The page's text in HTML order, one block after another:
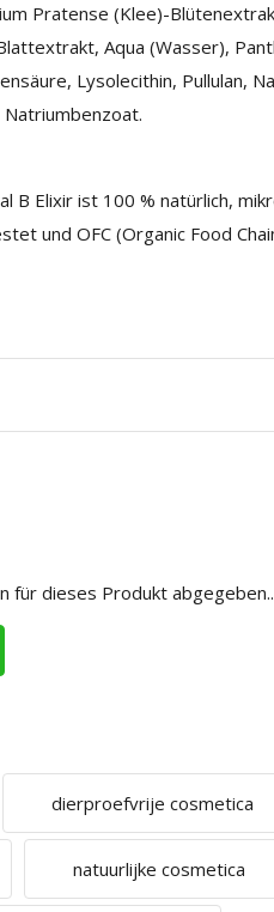
Pratense (Klee)-
Aqua (Wasser),
Lysolecithin, Pullulan,
B Elixir ist 100 % natürlich,
und OFC (Organic Food
für dieses Produkt abgegeben..
dierproefvrije cosmetica
natuurlijke cosmetica